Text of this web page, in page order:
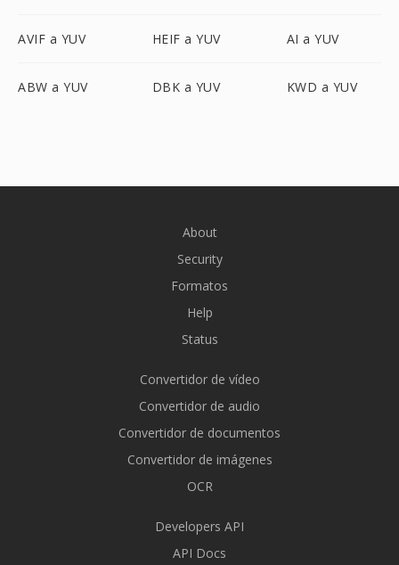
AVIF a YUV HEIF a YUV AI a YUV
ABW a YUV DBK a YUV KWD a YUV
About
Security
Formatos
Help
Status
Convertidor de vídeo
Convertidor de audio
Convertidor de documentos
Convertidor de imágenes
OCR
Developers API
API Docs